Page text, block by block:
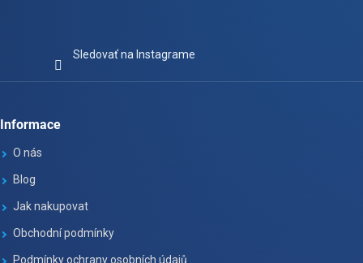
Sledovať na Instagrame
Informace
O nás
Blog
Jak nakupovat
Obchodní podmínky
Podmínky ochrany osobních údajů